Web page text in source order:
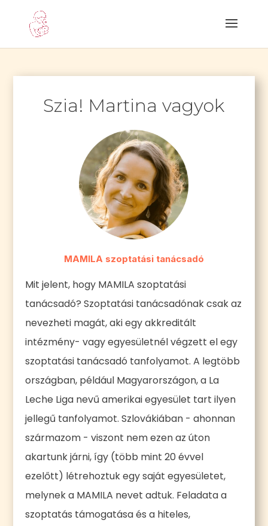
Szia! Martina vagyok
MAMILA szoptatási tanácsadó
Mit jelent, hogy MAMILA szoptatási
tanácsadó? Szoptatási tanácsadónak csak az
nevezheti magát, aki egy akkreditált
intézmény- vagy egyesületnél végzett el egy
szoptatási tanácsadó tanfolyamot. A legtöbb
országban, például Magyarországon, a La
Leche Liga nevű amerikai egyesület tart ilyen
jellegű tanfolyamot. Szlovákiában - ahonnan
származom - viszont nem ezen az úton
akartunk járni, így (több mint 20 évvel
ezelőtt) létrehoztuk egy saját egyesületet,
melynek a MAMILA nevet adtuk. Feladata a
szoptatás támogatása és a hiteles,